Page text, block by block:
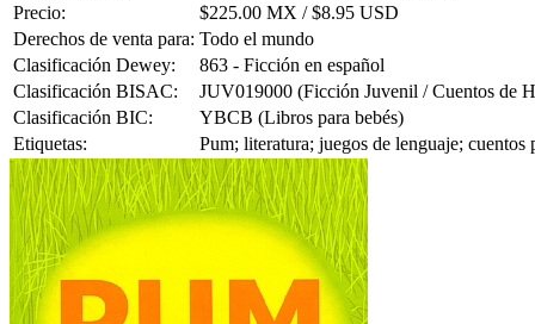
Precio:
$225.00 MX / $8.95 USD
Derechos de venta para: Todo el mundo
Clasificación Dewey:
863 - Ficción en español
Clasificación BISAC:
JUV019000 (Ficción Juvenil / Cuentos de
Clasificación BIC:
YBCB (Libros para bebés)
Etiquetas:
Pum; literatura; juegos de lenguaje;